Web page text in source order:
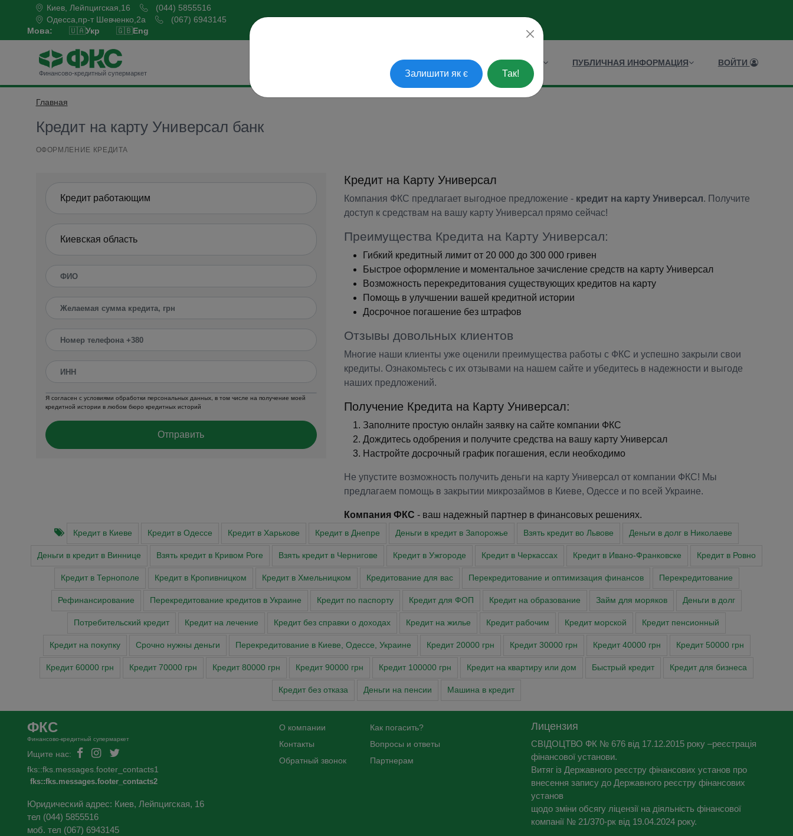
Киев, Лейпцигская,16
(044) 5855516
Одесса,пр-т Шевченко,2а
(067) 6943145
Мова: 🇺🇦Укр 🇬🇧Eng
Финансово-кредитный супермаркет
ПОГАСИТЬ КРЕДИТ СЕРВИСЫ ПУБЛИЧНАЯ ИНФОРМАЦИЯ ВОЙТИ
Залишити як є Так!
Главная
Кредит на карту Универсал банк
ОФОРМЛЕНИЕ КРЕДИТА
Я согласен с условиями обработки персональных данных, в том числе на получение моей
кредитной истории в любом бюро кредитных историй
Отправить
Кредит на Карту Универсал
Компания ФКС предлагает выгодное предложение - кредит на карту Универсал. Получите
доступ к средствам на вашу карту Универсал прямо сейчас!
Преимущества Кредита на Карту Универсал:
Гибкий кредитный лимит от 20 000 до 300 000 гривен
Быстрое оформление и моментальное зачисление средств на карту Универсал
Возможность перекредитования существующих кредитов на карту
Помощь в улучшении вашей кредитной истории
Досрочное погашение без штрафов
Отзывы довольных клиентов
Многие наши клиенты уже оценили преимущества работы с ФКС и успешно закрыли свои
кредиты. Ознакомьтесь с их отзывами на нашем сайте и убедитесь в надежности и выгоде
наших предложений.
Получение Кредита на Карту Универсал:
Заполните простую онлайн заявку на сайте компании ФКС
Дождитесь одобрения и получите средства на вашу карту Универсал
Настройте досрочный график погашения, если необходимо
Не упустите возможность получить деньги на карту Универсал от компании ФКС! Мы
предлагаем помощь в закрытии микрозаймов в Киеве, Одессе и по всей Украине.
Компания ФКС - ваш надежный партнер в финансовых решениях.
Кредит в Киеве Кредит в Одессе Кредит в Харькове Кредит в Днепре Деньги в кредит в Запорожье Взять кредит во Львове Деньги в долг в Николаеве
Деньги в кредит в Виннице Взять кредит в Кривом Роге Взять кредит в Чернигове Кредит в Ужгороде Кредит в Черкассах Кредит в Ивано-Франковске Кредит в Ровно
Кредит в Тернополе Кредит в Кропивницком Кредит в Хмельницком Кредитование для вас Перекредитование и оптимизация финансов Перекредитование
Рефинансирование Перекредитование кредитов в Украине Кредит по паспорту Кредит для ФОП Кредит на образование Займ для моряков Деньги в долг
Потребительский кредит Кредит на лечение Кредит без справки о доходах Кредит на жилье Кредит рабочим Кредит морской Кредит пенсионный
Кредит на покупку Cрочно нужны деньги Перекредитование в Киеве, Одессе, Украине Кредит 20000 грн Кредит 30000 грн Кредит 40000 грн Кредит 50000 грн
Кредит 60000 грн Кредит 70000 грн Кредит 80000 грн Кредит 90000 грн Кредит 100000 грн Кредит на квартиру или дом Быстрый кредит Кредит для бизнеса
Кредит без отказа Деньги на пенсии Машина в кредит
ФКС
Финансово-кредитный супермаркет
Ищите нас:
fks::fks.messages.footer_contacts1
fks::fks.messages.footer_contacts2
Юридический адрес: Киев, Лейпцигская, 16
тел (044) 5855516
моб. тел (067) 6943145
О компании
Контакты
Обратный звонок
Как погасить?
Вопросы и ответы
Партнерам
Лицензия
СВІДОЦТВО ФК № 676 від 17.12.2015 року –реєстрація
фінансової установи.
Витяг із Державного реєстру фінансових установ про
внесення запису до Державного реєстру фінансових
установ
щодо зміни обсягу ліцензії на діяльність фінансової
компанії № 21/370-рк від 19.04.2024 року.